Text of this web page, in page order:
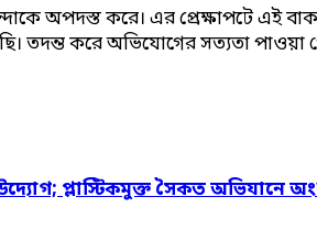
অপদস্ত করে। এর প্রেক্ষাপটে এই
করে অভিযোগের সত্যতা পাওয়া
প্লাস্টিকমুক্ত সৈকত অভিযানে